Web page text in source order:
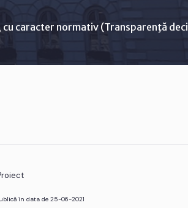
caracter normativ (Transparenţă
în data de 25-06-2021